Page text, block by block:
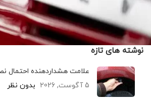
نوشته های تازه
علامت هشداردهنده احتمال
5 آگوست, 2026
بدون نظر